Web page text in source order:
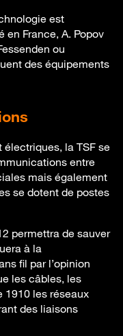
est
en France, A. Popov
ou
des équipements
la TSF se
entre
mais également
se dotent de postes
permettra de sauver
à la
fil par l’opinion
les câbles, les
1910 les réseaux
des liaisons